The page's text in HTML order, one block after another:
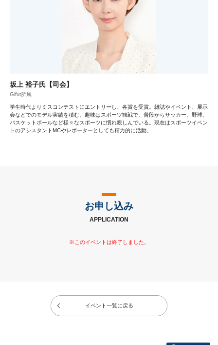
坂上 裕子氏【司会】
Gifut所属
学生時代よりミスコンテストにエントリーし、各賞を受賞。雑誌やイベント、展示
会などでのモデル実績を積む。趣味はスポーツ観戦で、普段からサッカー、野球、
バスケットボールなど様々なスポーツに慣れ親しんでいる。現在はスポーツイベン
トのアシスタントMCやレポーターとしても精力的に活動。
お申し込み
APPLICATION
イベント一覧に戻る